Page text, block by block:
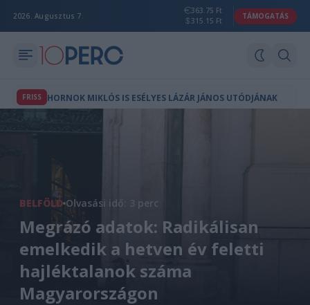
2026. Augusztus 7.
363.75 Ft
315.15 Ft
TÁMOGATÁS
FRISS HORNOK MIKLÓS IS ESÉLYES LÁZÁR JÁNOS UTÓDJÁNAK
BELFÖLD Olvasási idő: 3 perc
Megrázó adatok: Radikálisan
emelkedik a hetven év feletti
hajléktalanok száma
Magyarországon